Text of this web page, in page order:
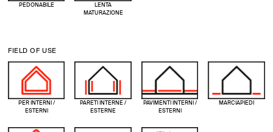
PEDONABILE
LENTA
MATURAZIONE
FIELD OF USE
PER INTERNI /
ESTERNI
PARETI INTERNE /
ESTERNE
PAVIMENTI INTERNI /
ESTERNI
MARCIAPIEDI